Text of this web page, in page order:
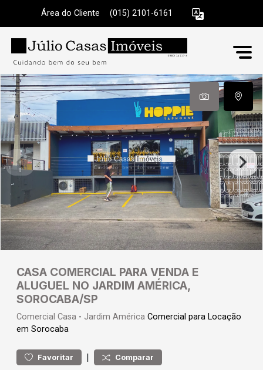
Área do Cliente (015) 2101-6161
CASA COMERCIAL PARA VENDA E
ALUGUEL NO JARDIM AMÉRICA,
SOROCABA/SP
Comercial Casa - Jardim América Comercial para Locação
em Sorocaba
Favoritar | Comparar